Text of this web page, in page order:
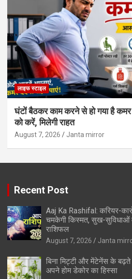
लाइफ स्टाइल
घंटों बैठकर काम करने से हो गया है कमर
को करें, मिलेगी राहत
August 7, 2026 Janta mirror
Recent Post
Aaj Ka Rashifal: करियर-
चमकेगी किस्मत, सुख-सुविधाओं में
राशिफल
August 7, 2026 Janta
बिना मिट्टी और मेंटेनेंस के
अपने होम डेकोर का हिस्‍सा